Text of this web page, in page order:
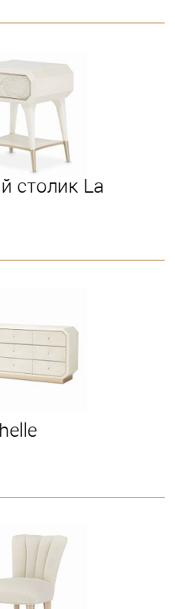
столик La